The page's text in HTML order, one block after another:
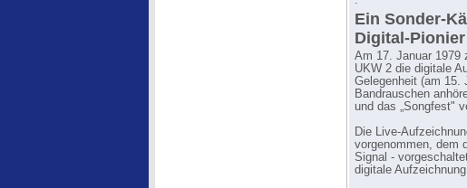
Ein Sonder-
Digital-Pionier
Am 17. Januar 1979
UKW 2 die digitale
Gelegenheit (am 15.
Bandrauschen
und das „Songfest"
Die Live-
vorgenommen, dem
Signal -
digitale